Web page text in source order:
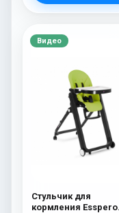
Видео
Стульчик для
кормления Esspero